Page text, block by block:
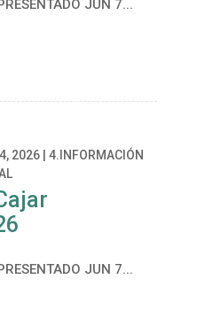
JUN 7...
2026| 4.INFORMACIÓN
JUN 7...